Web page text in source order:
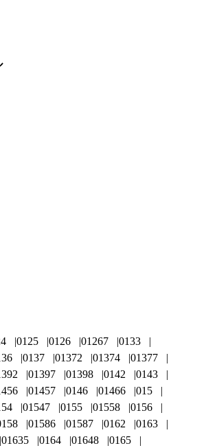
0125 0126 01267
0133
0137 01372 01374
01377
01397 01398 0142
0143
01457 0146 01466
015
01547 0155 01558
0156
01586 01587 0162
0163
01635 0164 01648
0165